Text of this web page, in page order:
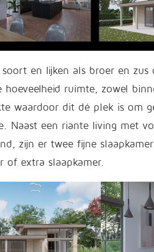
en lijken als broer en zus
ruimte, zowel
waardoor dit dé plek is om
Naast een riante living met
zijn er twee fijne
of extra slaapkamer.